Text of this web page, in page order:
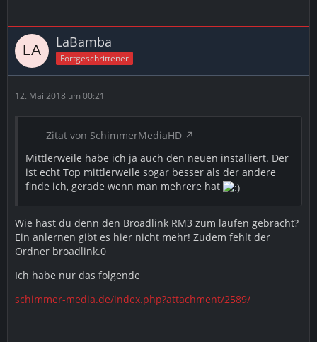
LaBamba
Fortgeschrittener
12. Mai 2018 um 00:21
Zitat von SchimmerMediaHD
Mittlerweile habe ich ja auch den neuen installiert. Der
ist echt Top mittlerweile sogar besser als der andere
finde ich, gerade wenn man mehrere hat
Wie hast du denn den Broadlink RM3 zum laufen gebracht?
Ein anlernen gibt es hier nicht mehr! Zudem fehlt der
Ordner broadlink.0
Ich habe nur das folgende
schimmer-media.de/index.php?attachment/2589/